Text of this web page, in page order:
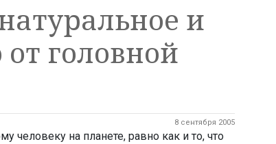
и
от головной
8 сентября 2005
человеку на планете, равно как и то, что